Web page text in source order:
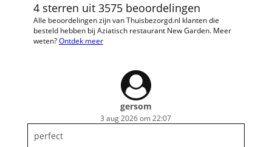
4 sterren uit 3575 beoordelingen
Alle beoordelingen zijn van Thuisbezorgd.nl klanten die
besteld hebben bij Aziatisch restaurant New Garden. Meer
weten?Ontdek meer
gersom
3 aug 2026 om 22:07
perfect